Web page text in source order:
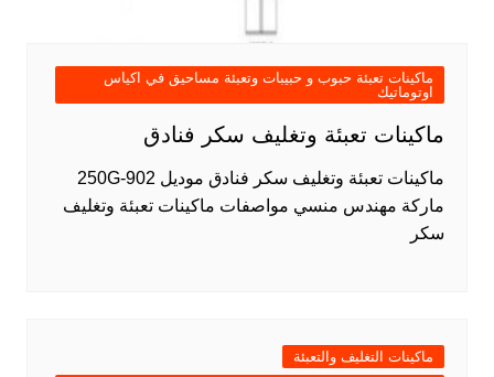
ماكينات تعبئة حبوب و حبيبات وتعبئة مساحيق في اكياس
اوتوماتيك
ماكينات تعبئة وتغليف سكر فنادق
ماكينات تعبئة وتغليف سكر فنادق موديل 902-250G
ماركة مهندس منسي مواصفات ماكينات تعبئة وتغليف
سكر
ماكينات التغليف والتعبئة